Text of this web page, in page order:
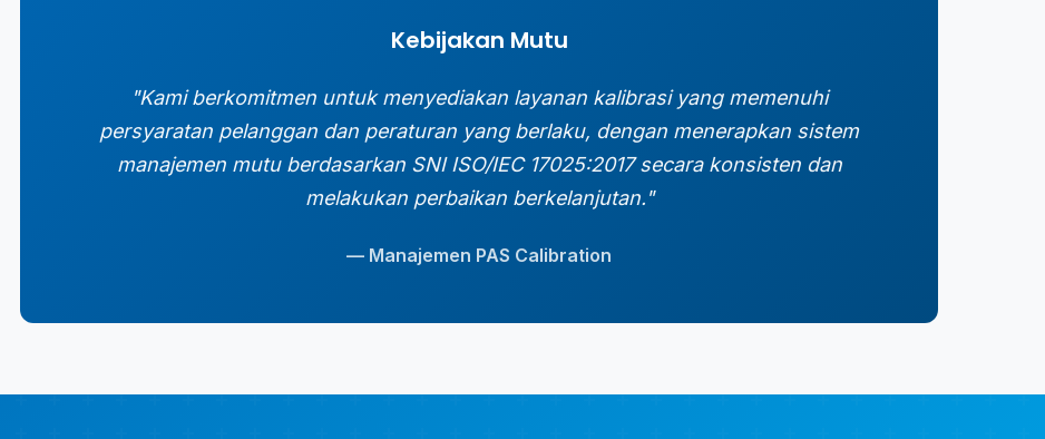
Kebijakan Mutu
"Kami berkomitmen untuk menyediakan layanan kalibrasi yang memenuhi
persyaratan pelanggan dan peraturan yang berlaku, dengan menerapkan sistem
manajemen mutu berdasarkan SNI ISO/IEC 17025:2017 secara konsisten dan
melakukan perbaikan berkelanjutan."
— Manajemen PAS Calibration